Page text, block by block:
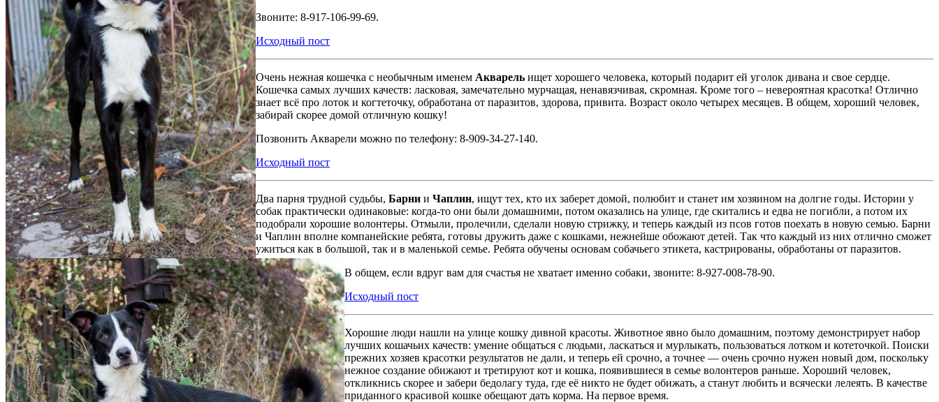
Звоните: 8-917-106-99-69.
Исходный пост
Очень нежная кошечка с необычным именем Акварель ищет хорошего человека, который подарит ей уголок дивана и свое сердце.
Кошечка самых лучших качеств: ласковая, замечательно мурчащая, ненавязчивая, скромная. Кроме того – невероятная красотка! Отлично
знает всё про лоток и когтеточку, обработана от паразитов, здорова, привита. Возраст около четырех месяцев. В общем, хороший человек,
забирай скорее домой отличную кошку!
Позвонить Акварели можно по телефону: 8-909-34-27-140.
Исходный пост
Два парня трудной судьбы, Барни и Чаплин, ищут тех, кто их заберет домой, полюбит и станет им хозяином на долгие годы. Истории у
собак практически одинаковые: когда-то они были домашними, потом оказались на улице, где скитались и едва не погибли, а потом их
подобрали хорошие волонтеры. Отмыли, пролечили, сделали новую стрижку, и теперь каждый из псов готов поехать в новую семью. Барни
и Чаплин вполне компанейские ребята, готовы дружить даже с кошками, нежнейше обожают детей. Так что каждый из них отлично сможет
ужиться как в большой, так и в маленькой семье. Ребята обучены основам собачьего этикета, кастрированы, обработаны от паразитов.
В общем, если вдруг вам для счастья не хватает именно собаки, звоните: 8-927-008-78-90.
Исходный пост
Хорошие люди нашли на улице кошку дивной красоты. Животное явно было домашним, поэтому демонстрирует набор
лучших кошачьих качеств: умение общаться с людьми, ласкаться и мурлыкать, пользоваться лотком и котеточкой. Поиски
прежних хозяев красотки результатов не дали, и теперь ей срочно, а точнее — очень срочно нужен новый дом, поскольку
нежное создание обижают и третируют кот и кошка, появившиеся в семье волонтеров раньше. Хороший человек,
откликнись скорее и забери бедолагу туда, где её никто не будет обижать, а станут любить и всячески лелеять. В качестве
приданного красивой кошке обещают дать корма. На первое время.